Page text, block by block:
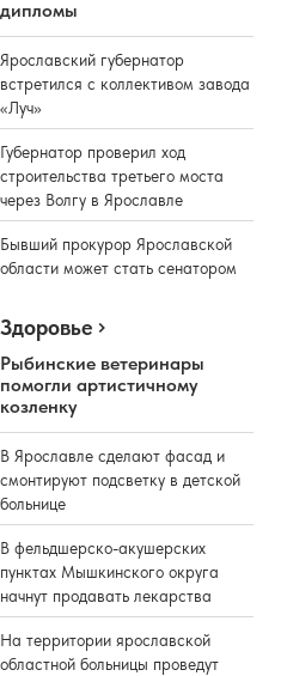
дипломы
Ярославский губернатор
встретился с коллективом завода
«Луч»
Губернатор проверил ход
строительства третьего моста
через Волгу в Ярославле
Бывший прокурор Ярославской
области может стать сенатором
Здоровье
Рыбинские ветеринары
помогли артистичному
козленку
В Ярославле сделают фасад и
смонтируют подсветку в детской
больнице
В фельдшерско-акушерских
пунктах Мышкинского округа
начнут продавать лекарства
На территории ярославской
областной больницы проведут